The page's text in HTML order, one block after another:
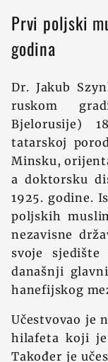
Prvi poljski
godina
Dr. Jakub
ruskom
Bjelorusije)
tatarskoj
Minsku,
a doktorsku
1925. godine.
poljskih
nezavisne
svoje
današnji
hanefijskog
Učestvovao je
hilafeta koji
Također je